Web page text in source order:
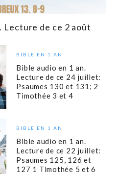
Lecture de ce 2 août
BIBLE EN 1 AN
Bible audio en 1 an.
Lecture de ce 24 juillet:
Psaumes 130 et 131; 2
Timothée 3 et 4
BIBLE EN 1 AN
Bible audio en 1 an.
Lecture de ce 22 juillet:
Psaumes 125, 126 et
127 1 Timothée 5 et 6